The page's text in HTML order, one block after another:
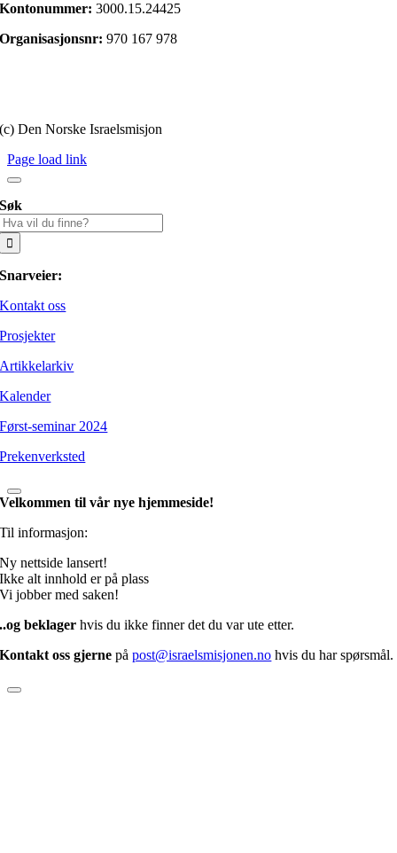
Kontonummer:3000.15.24425
Organisasjonsnr:970 167 978
(c) Den Norske Israelsmisjon
Page load link
Søk
Snarveier:
Kontakt oss
Prosjekter
Artikkelarkiv
Kalender
Først-seminar 2024
Prekenverksted
Velkommen til vår nye hjemmeside!
Til informasjon:
Ny nettside lansert!
Ikke alt innhold er på plass
Vi jobber med saken!
..og beklager hvis du ikke finner det du var ute etter.
Kontakt oss gjerne påpost@israelsmisjonen.no hvis du har spørsmål.